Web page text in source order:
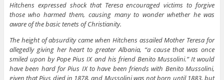
Hitchens expressed shock that Teresa encouraged victims to forgive
those who harmed them, causing many to wonder whether he was
aware of the basic tenets of Christianity.
The height of absurdity came when Hitchens assailed Mother Teresa for
allegedly giving her heart to greater Albania, “a cause that was once
smiled upon by Pope Pius IX and his friend Benito Mussolini.” It would
have been hard for Pius IX to have been friends with Benito Mussolini,